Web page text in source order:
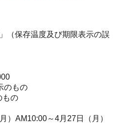
（保存温度及び期限表示の誤
のもの
もの
）AM10:00～4月27日（月）